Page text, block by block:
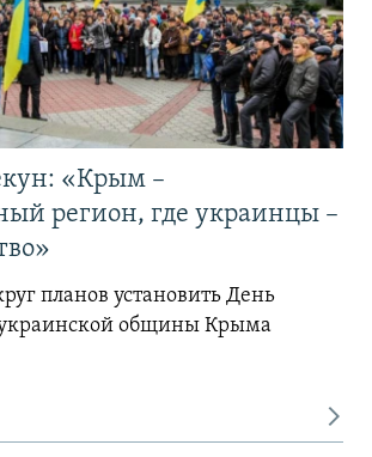
«Крым –
регион, где украинцы –
планов установить День
общины Крыма